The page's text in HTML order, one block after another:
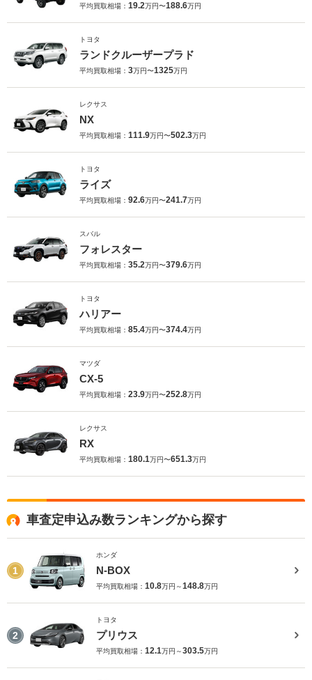
平均買取相場： 19.2万円〜188.6万円
トヨタ
ランドクルーザープラド
平均買取相場： 3万円〜1325万円
レクサス
NX
平均買取相場： 111.9万円〜502.3万円
トヨタ
ライズ
平均買取相場： 92.6万円〜241.7万円
スバル
フォレスター
平均買取相場： 35.2万円〜379.6万円
トヨタ
ハリアー
平均買取相場： 85.4万円〜374.4万円
マツダ
CX-5
平均買取相場： 23.9万円〜252.8万円
レクサス
RX
平均買取相場： 180.1万円〜651.3万円
車査定申込み数ランキングから探す
1
ホンダ
N-BOX
平均買取相場： 10.8万円～148.8万円
2
トヨタ
プリウス
平均買取相場： 12.1万円～303.5万円